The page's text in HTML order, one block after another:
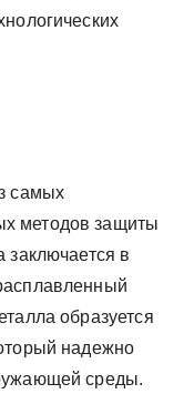
самых
методов защиты
заключается в
образуется
надежно
среды.